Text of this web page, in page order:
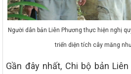
Người dân bản Liên Phương thực hiện nghị
triển diện tích cây măng
Gần đây nhất, Chi bộ bản